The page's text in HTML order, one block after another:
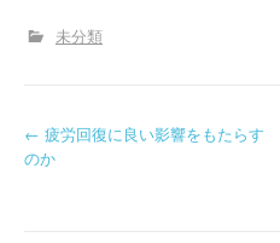
未分類
P
← 疲労回復に良い影響をもたらす
のか